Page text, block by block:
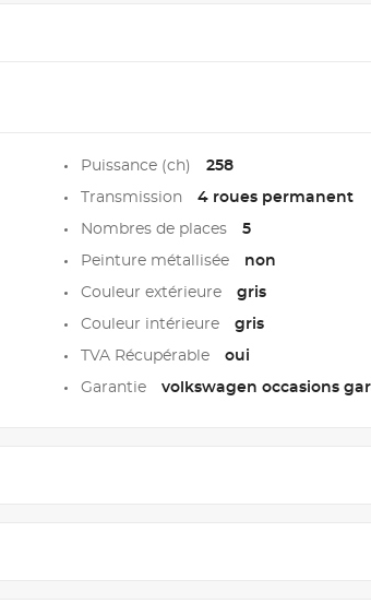
Puissance (ch) 258
Transmission 4 roues permanent
Nombres de places 5
Peinture métallisée non
Couleur extérieure gris
Couleur intérieure gris
TVA Récupérable oui
Garantie volkswagen occasions